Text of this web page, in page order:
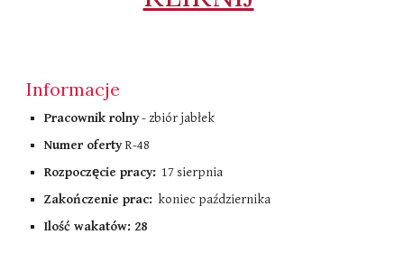
Informacje
Pracownik rolny- zbiór jabłek
Numer ofertyR-48
Rozpoczęcie pracy: 17 sierpnia
Zakończenie prac: koniec października
Ilość wakatów: 28